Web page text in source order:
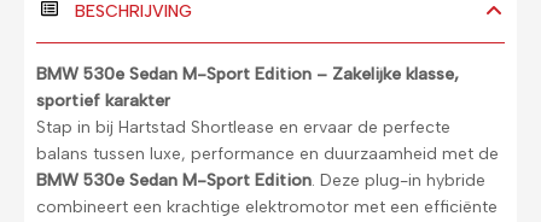
BESCHRIJVING
BMW 530e Sedan M-Sport Edition – Zakelijke klasse,
sportief karakter
Stap in bij Hartstad Shortlease en ervaar de perfecte
balans tussen luxe, performance en duurzaamheid met de
BMW 530e Sedan M-Sport Edition. Deze plug-in hybride
combineert een krachtige elektromotor met een efficiënte